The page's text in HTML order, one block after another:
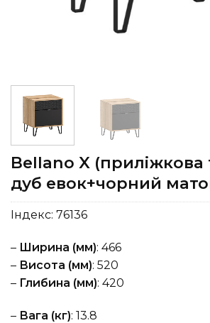
Bellano X (приліжкова
дуб евок+чорний
Індекс: 76136
– Ширина (мм): 466
– Висота (мм): 520
– Глибина (мм): 420
– Вага (кг): 13.8